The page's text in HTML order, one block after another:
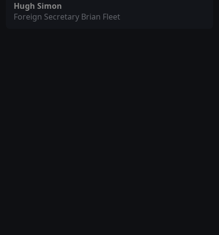
Hugh Simon
Foreign Secretary Brian Fleet